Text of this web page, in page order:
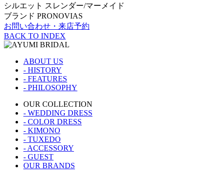
シルエット スレンダー/マーメイド
ブランド PRONOVIAS
お問い合わせ・来店予約
BACK TO INDEX
ABOUT US
- HISTORY
- FEATURES
- PHILOSOPHY
OUR COLLECTION
- WEDDING DRESS
- COLOR DRESS
- KIMONO
- TUXEDO
- ACCESSORY
- GUEST
OUR BRANDS